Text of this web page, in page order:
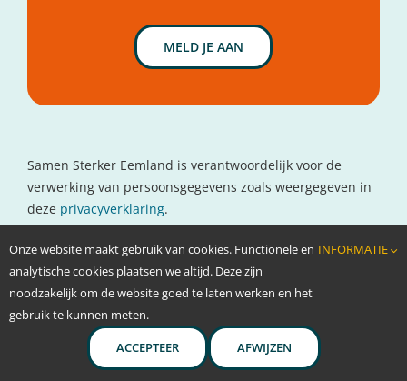
MELD JE AAN
Samen Sterker Eemland is verantwoordelijk voor de
verwerking van persoonsgegevens zoals weergegeven in
deze privacyverklaring.
Contactgegevens
www.oncolokaal.nl
info@oncolokaal.nl
Onze website maakt gebruik van cookies. Functionele en
analytische cookies plaatsen we altijd. Deze zijn
noodzakelijk om de website goed te laten werken en het
gebruik te kunnen meten.
INFORMATIE
ACCEPTEER AFWIJZEN